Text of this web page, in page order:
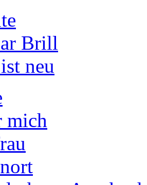
Brill
neu
mich